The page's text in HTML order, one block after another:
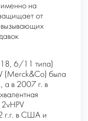
на
от
вызывающих
18, 6/11 типа)
(Merck&Co) была
а в 2007 г. в
2vHPV
г.г. в США и